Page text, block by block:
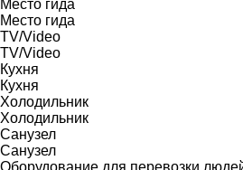
Место гида
Место гида
TV/Video
TV/Video
Кухня
Кухня
Холодильник
Холодильник
Санузел
Санузел
Оборудование для перевозки